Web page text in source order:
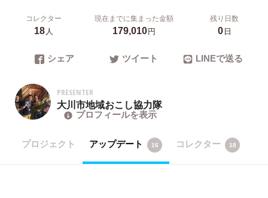
コレクター
18人
現在までに集まった金額
179,010円
残り日数
0日
シェア ツイート LINEで送る
PRESENTER
大川市地域おこし協力隊
プロフィールを表示
プロジェクト アップデート 16 コレクター 18